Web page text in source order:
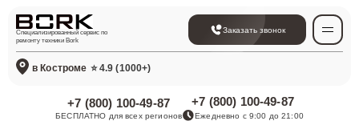
Специализированный сервис по
ремонту техники Bork
Заказать звонок
в Костроме ⭐ 4.9 (1000+)
+7 (800) 100-49-87
БЕСПЛАТНО для всех регионов
+7 (800) 100-49-87
Ежедневно с 9:00 до 21:00